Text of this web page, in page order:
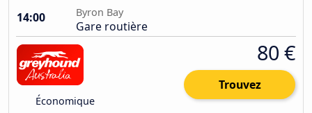
14:00
Byron Bay
Gare routière
Économique
80 €
Trouvez